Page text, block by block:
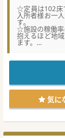
☆定員は102床
入所者様お一
す。
☆施設の稼働率
抱えるほど地
ます。
☆近隣の総合
担当していた
■宮城県多賀城
根差した医療
■「一軒の大
行政や関係機
であり、施設
す。
気に